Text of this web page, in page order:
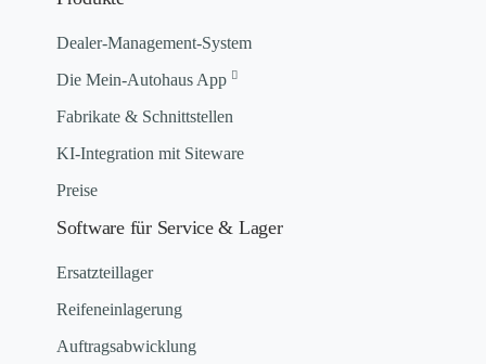
Dealer-Management-System
Die Mein-Autohaus App
Fabrikate & Schnittstellen
KI-Integration mit Siteware
Preise
Software für Service & Lager
Ersatzteillager
Reifeneinlagerung
Auftragsabwicklung